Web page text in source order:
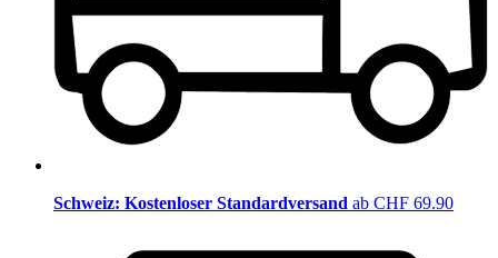
Schweiz: Kostenloser Standardversand ab CHF 69.90